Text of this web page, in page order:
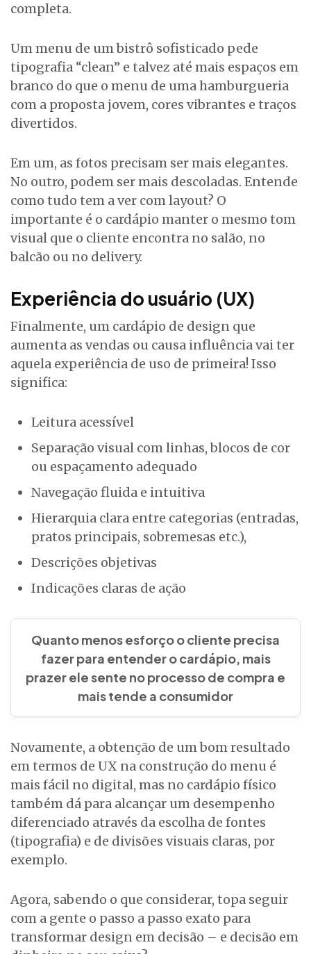
completa.
Um menu de um bistrô sofisticado pede
tipografia “clean” e talvez até mais espaços em
branco do que o menu de uma hamburgueria
com a proposta jovem, cores vibrantes e traços
divertidos.
Em um, as fotos precisam ser mais elegantes.
No outro, podem ser mais descoladas. Entende
como tudo tem a ver com layout? O
importante é o cardápio manter o mesmo tom
visual que o cliente encontra no salão, no
balcão ou no delivery.
Experiência do usuário (UX)
Finalmente, um cardápio de design que
aumenta as vendas ou causa influência vai ter
aquela experiência de uso de primeira! Isso
significa:
Leitura acessível
Separação visual com linhas, blocos de cor
ou espaçamento adequado
Navegação fluida e intuitiva
Hierarquia clara entre categorias (entradas,
pratos principais, sobremesas etc.),
Descrições objetivas
Indicações claras de ação
Quanto menos esforço o cliente precisa
fazer para entender o cardápio, mais
prazer ele sente no processo de compra e
mais tende a consumidor
Novamente, a obtenção de um bom resultado
em termos de UX na construção do menu é
mais fácil no digital, mas no cardápio físico
também dá para alcançar um desempenho
diferenciado através da escolha de fontes
(tipografia) e de divisões visuais claras, por
exemplo.
Agora, sabendo o que considerar, topa seguir
com a gente o passo a passo exato para
transformar design em decisão – e decisão em